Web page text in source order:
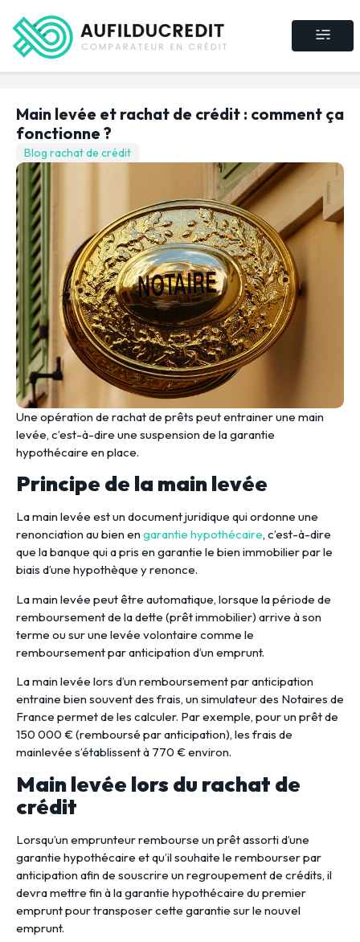
Main levée et rachat de crédit : comment ça
fonctionne ?
Blog rachat de crédit
Une opération de rachat de prêts peut entrainer une main
levée, c’est-à-dire une suspension de la garantie
hypothécaire en place.
Principe de la main levée
La main levée est un document juridique qui ordonne une
renonciation au bien en garantie hypothécaire, c’est-à-dire
que la banque qui a pris en garantie le bien immobilier par le
biais d’une hypothèque y renonce.
La main levée peut être automatique, lorsque la période de
remboursement de la dette (prêt immobilier) arrive à son
terme ou sur une levée volontaire comme le
remboursement par anticipation d’un emprunt.
La main levée lors d’un remboursement par anticipation
entraine bien souvent des frais, un simulateur des Notaires de
France permet de les calculer. Par exemple, pour un prêt de
150 000 € (remboursé par anticipation), les frais de
mainlevée s’établissent à 770 € environ.
Main levée lors du rachat de
crédit
Lorsqu’un emprunteur rembourse un prêt assorti d’une
garantie hypothécaire et qu’il souhaite le rembourser par
anticipation afin de souscrire un regroupement de crédits, il
devra mettre fin à la garantie hypothécaire du premier
emprunt pour transposer cette garantie sur le nouvel
emprunt.